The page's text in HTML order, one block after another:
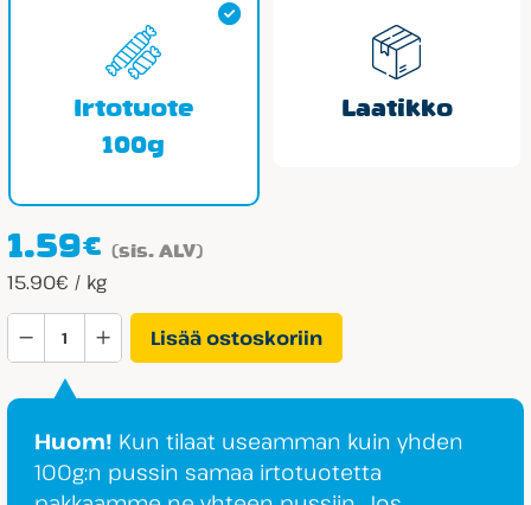
Irtotuote
100g
Laatikko
1.59€ (sis. ALV)
15.90€ / kg
Cloetta
Sisu
Lisää ostoskoriin
Huom! Kun tilaat useamman kuin yhden
100g:n pussin samaa irtotuotetta